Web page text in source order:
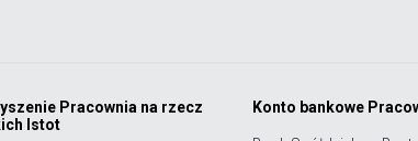
Pracownia na rzecz
Istot
Konto bankowe